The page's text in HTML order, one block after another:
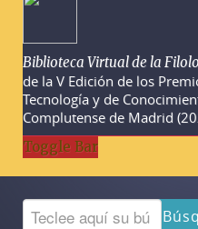
Biblioteca Virtual de la
de la V Edición de los
Tecnología y de
Complutense de Madrid
Toggle Bar